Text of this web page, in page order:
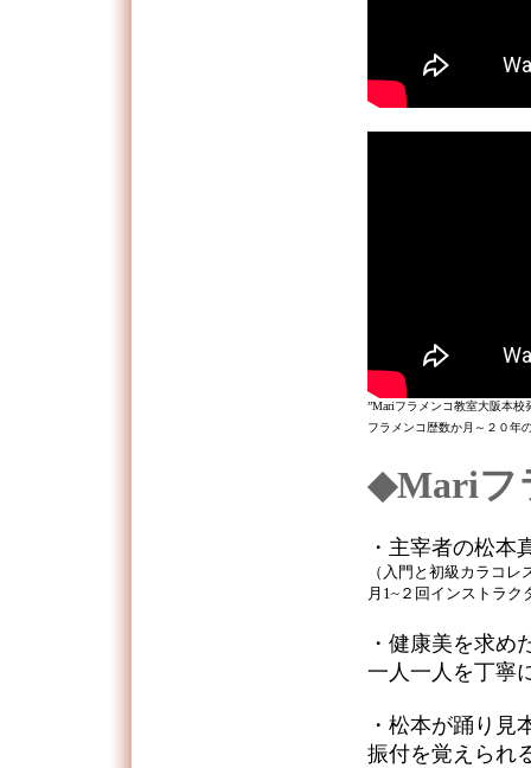
”Mariフラメンコ教室大阪本
フラメンコ歴数か月～２０年
◆Mariフ
・主宰者の松本
（入門と初級カラコ
月1~２回インストラク
・健康美を求め
一人一人を丁寧
・松本が踊り見
振付を覚えられ